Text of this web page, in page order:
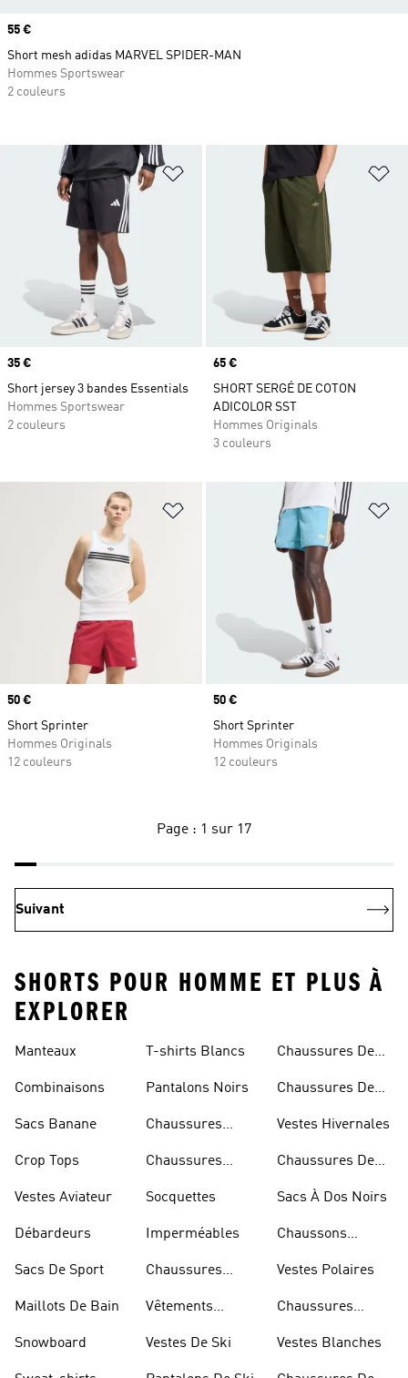
Ajouter à la Liste de produits
Prix
35 €
Short jersey 3 bandes Essentials
Hommes Sportswear
2 couleurs
Prix
65 €
SHORT SERGÉ DE COTON
ADICOLOR SST
Hommes Originals
3 couleurs
Ajouter à la Liste de produits
Prix
50 €
Short Sprinter
Hommes Originals
12 couleurs
Prix
50 €
Short Sprinter
Hommes Originals
12 couleurs
Prix
55 €
Short mesh adidas MARVEL SPIDER-MAN
Hommes Sportswear
2 couleurs
Page : 1 sur 17
Suivant
SHORTS POUR HOMME ET PLUS À
EXPLORER
Manteaux
Combinaisons
Sacs Banane
Crop Tops
Vestes Aviateur
Débardeurs
Sacs De Sport
Maillots De Bain
Snowboard
T-shirts Blancs
Pantalons Noirs
Chaussures
Chaussures
Socquettes
Imperméables
Chaussures
Vêtements
Vestes De Ski
Chaussures De
Chaussures De
Vestes Hivernales
Chaussures De
Sacs À Dos Noirs
Chaussons
Vestes Polaires
Chaussures
Vestes Blanches